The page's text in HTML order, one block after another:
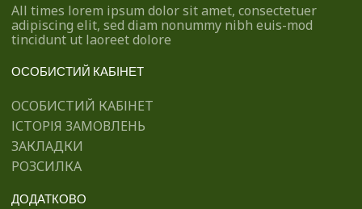
All times lorem ipsum dolor sit amet, consectetuer
adipiscing elit, sed diam nonummy nibh euis-mod
tincidunt ut laoreet dolore
ОСОБИСТИЙ КАБІНЕТ
ОСОБИСТИЙ КАБІНЕТ
ІСТОРІЯ ЗАМОВЛЕНЬ
ЗАКЛАДКИ
РОЗСИЛКА
ДОДАТКОВО